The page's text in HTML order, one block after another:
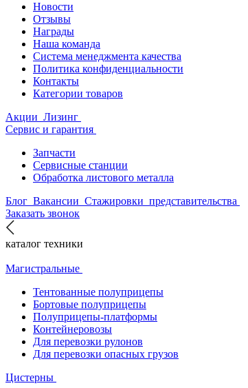
Новости
Отзывы
Награды
Наша команда
Система менеджмента качества
Политика конфиденциальности
Контакты
Категории товаров
Акции Лизинг
Сервис и гарантия
Запчасти
Сервисные станции
Обработка листового металла
Блог Вакансии Стажировки представительства
Заказать звонок
каталог техники
Магистральные
Тентованные полуприцепы
Бортовые полуприцепы
Полуприцепы-платформы
Контейнеровозы
Для перевозки рулонов
Для перевозки опасных грузов
Цистерны